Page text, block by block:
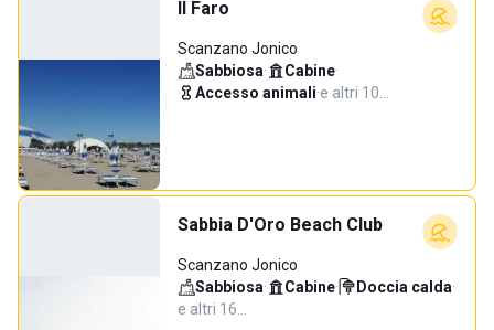
Il Faro
Scanzano Jonico
Sabbiosa· Cabine·
Accesso animali·e altri 10…
Sabbia D'Oro Beach Club
Scanzano Jonico
Sabbiosa· Cabine· Doccia calda·
e altri 16…